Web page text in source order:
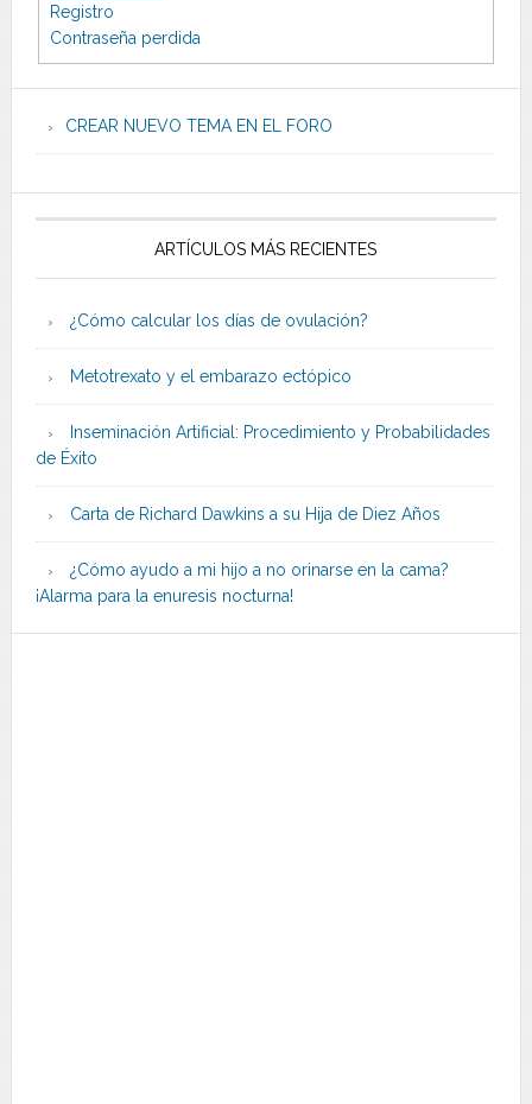
Registro
Contraseña perdida
CREAR NUEVO TEMA EN EL FORO
ARTÍCULOS MÁS RECIENTES
¿Cómo calcular los días de ovulación?
Metotrexato y el embarazo ectópico
Inseminación Artificial: Procedimiento y Probabilidades
de Éxito
Carta de Richard Dawkins a su Hija de Diez Años
¿Cómo ayudo a mi hijo a no orinarse en la cama?
¡Alarma para la enuresis nocturna!